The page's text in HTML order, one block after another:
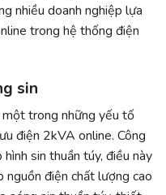
nhiều doanh nghiệp lựa
trong hệ thống điện
sin
một trong những yếu tố
điện 2kVA online. Công
sin thuần túy, điều này
nguồn điện chất lượng cao